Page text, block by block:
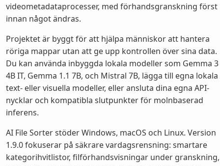
videometadataprocesser, med förhandsgranskning först
innan något ändras.
Projektet är byggt för att hjälpa människor att hantera
röriga mappar utan att ge upp kontrollen över sina data.
Du kan använda inbyggda lokala modeller som Gemma 3
4B IT, Gemma 1.1 7B, och Mistral 7B, lägga till egna lokala
text- eller visuella modeller, eller ansluta dina egna API-
nycklar och kompatibla slutpunkter för molnbaserad
inferens.
AI File Sorter stöder Windows, macOS och Linux. Version
1.9.0 fokuserar på säkrare vardagsrensning: smartare
kategorihvitlistor, filförhandsvisningar under granskning,